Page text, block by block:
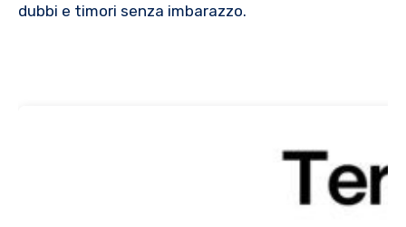
dubbi e timori senza imbarazzo.